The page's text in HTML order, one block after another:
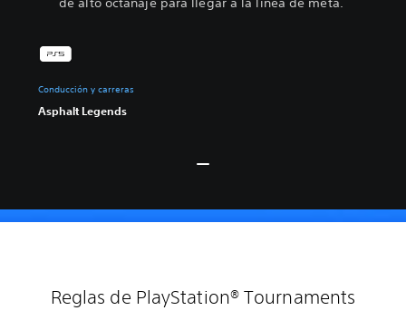
Conducción y carreras
Asphalt Legends
Reglas de PlayStation® Tournaments